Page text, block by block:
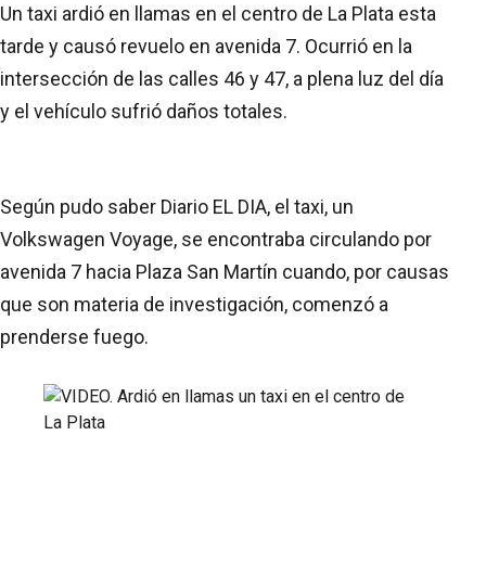
Un taxi ardió en llamas en el centro de La Plata esta
tarde y causó revuelo en avenida 7. Ocurrió en la
intersección de las calles 46 y 47, a plena luz del día
y el vehículo sufrió daños totales.
Según pudo saber Diario EL DIA, el taxi, un
Volkswagen Voyage, se encontraba circulando por
avenida 7 hacia Plaza San Martín cuando, por causas
que son materia de investigación, comenzó a
prenderse fuego.